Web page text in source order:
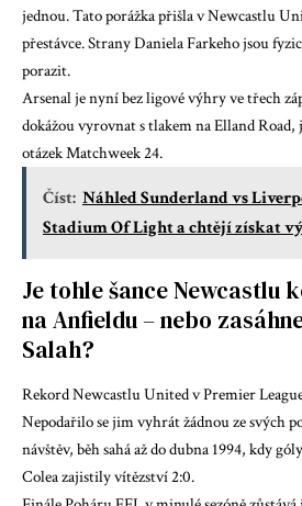
jednou. Tato porážka přišla v Newcastlu
přestávce. Strany Daniela Farkeho jsou
porazit.
Arsenal je nyní bez ligové výhry ve třech
dokážou vyrovnat s tlakem na Elland Road,
otázek Matchweek 24.
Číst: Náhled Sunderland vs
Stadium Of Light a chtějí získat
Je tohle šance Newcastlu
na Anfieldu – nebo
Salah?
Rekord Newcastlu United v Premier
Nepodařilo se jim vyhrát žádnou ze svých
návštěv, běh sahá až do dubna 1994, kdy
Colea zajistily vítězství 2:0.